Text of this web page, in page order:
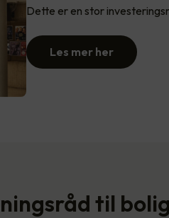
Dette er en stor
Les mer her
til